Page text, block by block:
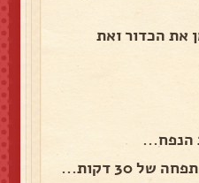
את הכדור ואת
הנפח...
30 דקות...